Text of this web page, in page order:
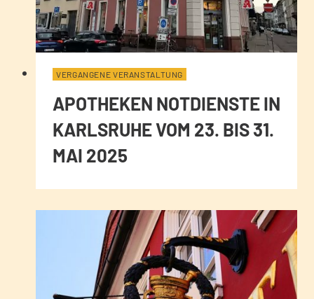
VERGANGENE VERANSTALTUNG
APOTHEKEN NOTDIENSTE IN
KARLSRUHE VOM 23. BIS 31.
MAI 2025